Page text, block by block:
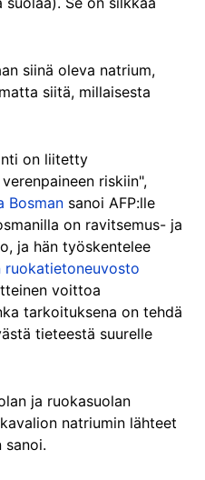
siinä oleva natrium,
siitä, millaisesta
on liitetty
riskiin",
Bosman sanoi AFP:lle
on ravitsemus- ja
ja hän työskentelee
ruokatietoneuvosto
voittoa
tarkoituksena on tehdä
tieteestä suurelle
ja ruokasuolan
natriumin lähteet
sanoi.